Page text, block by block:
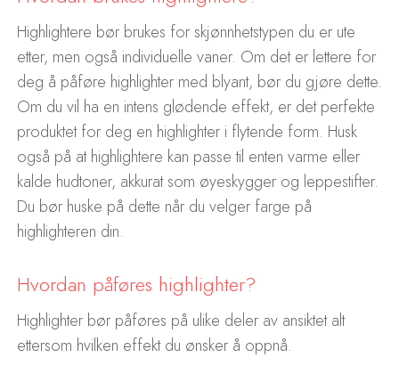
Highlightere bør brukes for skjønnhetstypen du er ute
etter, men også individuelle vaner. Om det er lettere for
deg å påføre highlighter med blyant, bør du gjøre dette.
Om du vil ha en intens glødende effekt, er det perfekte
produktet for deg en highlighter i flytende form. Husk
også på at highlightere kan passe til enten varme eller
kalde hudtoner, akkurat som øyeskygger og leppestifter.
Du bør huske på dette når du velger farge på
highlighteren din.
Hvordan påføres highlighter?
Highlighter bør påføres på ulike deler av ansiktet alt
ettersom hvilken effekt du ønsker å oppnå.